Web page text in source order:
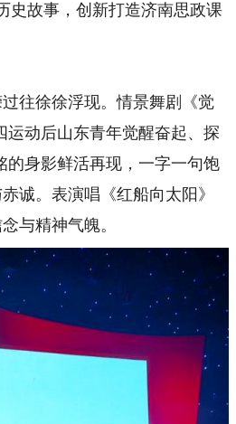
史故事，创新打造济南思政课
往徐徐浮现。情景舞剧《觉
运动后山东青年觉醒奋起、探
的身影鲜活再现，一字一句饱
诚。表演唱《红船向太阳》
与精神气魄。